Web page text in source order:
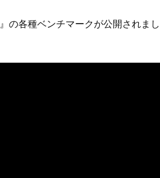
』の各種ベンチマークが公開されまし